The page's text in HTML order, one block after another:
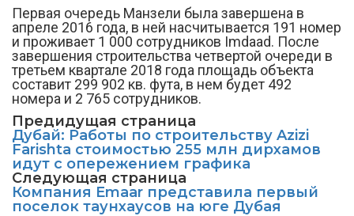
Первая очередь Манзели была завершена в
апреле 2016 года, в ней насчитывается 191 номер
и проживает 1 000 сотрудников Imdaad. После
завершения строительства четвертой очереди в
третьем квартале 2018 года площадь объекта
составит 299 902 кв. фута, в нем будет 492
номера и 2 765 сотрудников.
Предидущая страница
Дубай: Работы по строительству Azizi
Farishta стоимостью 255 млн дирхамов
идут с опережением графика
Следующая страница
Компания Emaar представила первый
поселок таунхаусов на юге Дубая